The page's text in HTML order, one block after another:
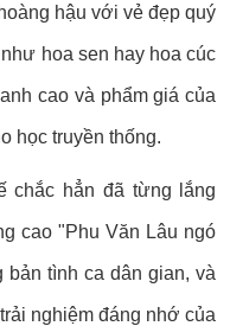
hậu với vẻ đẹp quý
hoa sen hay hoa cúc
cao và phẩm giá của
học truyền thống.
chắc hẳn đã từng lắng
cao "Phu Văn Lâu ngó
tình ca dân gian, và
nghiệm đáng nhớ của